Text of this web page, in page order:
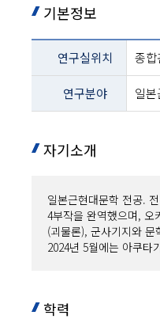
기본정보
-
학위,
사무실위치,
전화
연구실위치 종합
연구분야 일
자기소개
일본근현대문학 전공.
4부작을 완역했으며, 오
(괴물론), 군사기지와
2024년 5월에는 아쿠타
학력